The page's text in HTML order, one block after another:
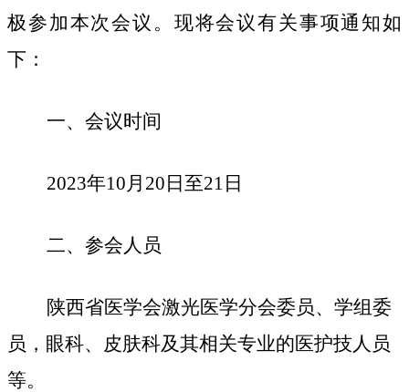
极参加本次会议。 现将会议有关事项通知如
下：
一、会议时间
2023年10月20日至21日
二、 参会人员
陕西省医学会激光医学分会委员、 学组委
员 ， 眼科、 皮肤科及其相关专业的医护技人员
等。